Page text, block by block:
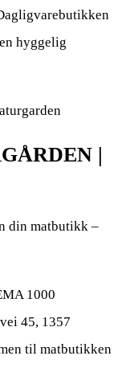
hyggelig
|
din matbutikk –
1000
45, 1357
til matbutikken